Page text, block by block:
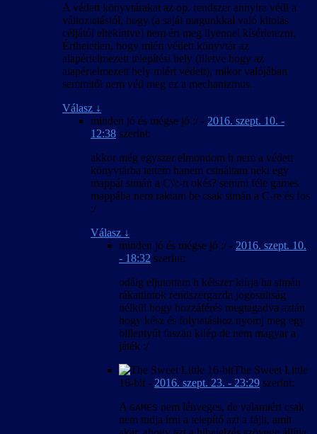
A védett könyvtárakat az op. rendszer annyira védi a
változtatástól, hogy (a saját magunkkal való kitolás
céljától eltekintve) nem éri meg ilyennel kísérletezni.
Érthetetlen, hogy miért védett könyvtár az
alapértelmezett telepítési hely (illetve hogy az
alapértelmezett hely miért védett), mikor valójában
semmitől nem véd meg ez a mechanizmus.
Válasz ↓
minden jó és mégse jó :/ - 2016. szept. 10. -
12:38 szerint:
akkor még egyszer elmondom h nem a védett
könyvtárba tettem hanem csináltam neki egy
mappát simán a C\\:-n okés? semmi féle games
mappába nem raktam be csak simán a C-re és fos
:/
Válasz ↓
minden jó és mégse jó :/ - 2016. szept. 10.
- 18:32 szerint:
odáig eljutottam h kétszer kiírja ha simán
rákattintok rendszergazda jogosultság
nélkül hogy hozzáférés megtagadva aztán
hogy kész és folytatáshoz nyomj meg egy
billentyűt faszán kilép de nem magyar a
játék :/
The Sweet Little
16-bit - 2016. szept. 23. - 23:29 szerint:
A GAMES nem lényeges, de valamiért csak
nem tudja írni a telepítő azt a fájlt, amit